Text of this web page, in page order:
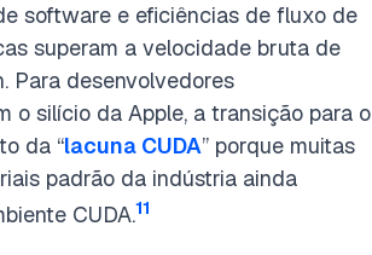
software e eficiências de fluxo de
superam a velocidade bruta de
Para desenvolvedores
o silício da Apple, a transição para o
da “lacuna CUDA” porque muitas
padrão da indústria ainda
CUDA.11